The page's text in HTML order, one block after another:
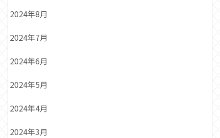
2024年8月
2024年7月
2024年6月
2024年5月
2024年4月
2024年3月